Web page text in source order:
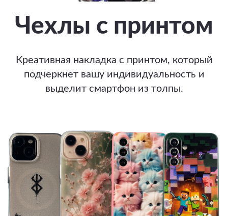
Чехлы с принтом
Креативная накладка с принтом, который
подчеркнет вашу индивидуальность и
выделит смартфон из толпы.